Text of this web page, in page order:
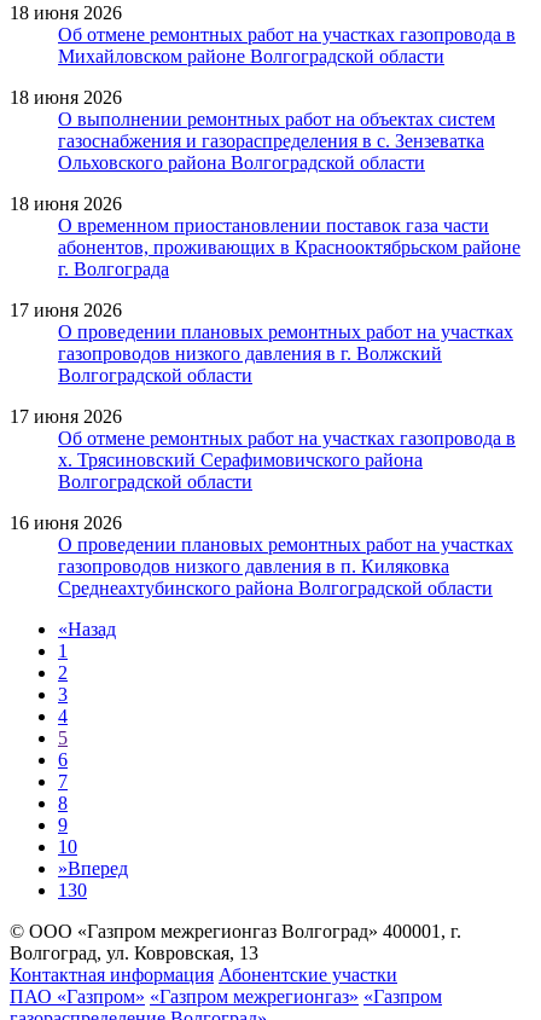
18 июня 2026
Об отмене ремонтных работ на участках газопровода в
Михайловском районе Волгоградской области
18 июня 2026
О выполнении ремонтных работ на объектах систем
газоснабжения и газораспределения в с. Зензеватка
Ольховского района Волгоградской области
18 июня 2026
О временном приостановлении поставок газа части
абонентов, проживающих в Краснооктябрьском районе
г. Волгограда
17 июня 2026
О проведении плановых ремонтных работ на участках
газопроводов низкого давления в г. Волжский
Волгоградской области
17 июня 2026
Об отмене ремонтных работ на участках газопровода в
х. Трясиновский Серафимовичского района
Волгоградской области
16 июня 2026
О проведении плановых ремонтных работ на участках
газопроводов низкого давления в п. Киляковка
Среднеахтубинского района Волгоградской области
«Назад
1
2
3
4
5
6
7
8
9
10
»Вперед
130
© ООО «Газпром межрегионгаз Волгоград» 400001, г.
Волгоград, ул. Ковровская, 13
Контактная информация Абонентские участки
ПАО «Газпром» «Газпром межрегионгаз» «Газпром